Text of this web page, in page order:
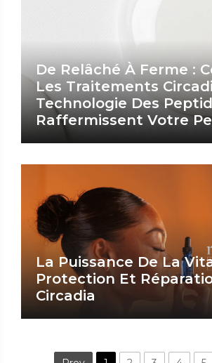
De Relâché À Ferme :
Les Traitements
Technologie Des
Raffermissent Votre
La Puissance De La
Protection Et
Circadia